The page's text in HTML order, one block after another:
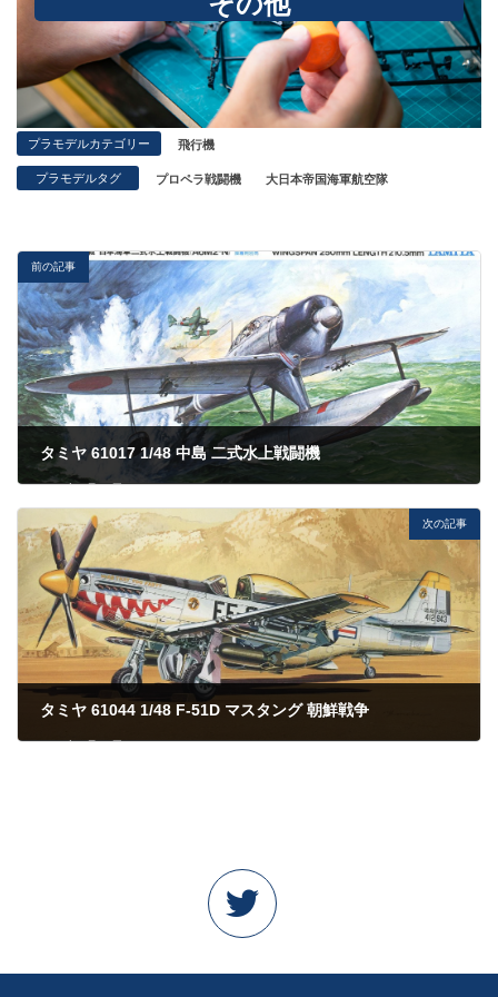
プラモデルカテゴリー 飛行機
プラモデルタグ プロペラ戦闘機 大日本帝国海軍航空隊
前の記事
タミヤ 61017 1/48 中島 二式水上戦闘機
2023年5月27日
次の記事
タミヤ 61044 1/48 F-51D マスタング 朝鮮戦争
2023年5月27日